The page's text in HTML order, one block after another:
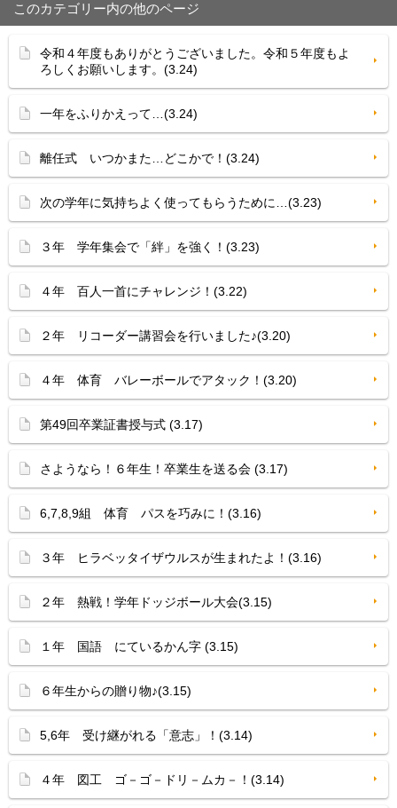
このカテゴリー内の他のページ
令和４年度もありがとうございました。令和５年度もよ
ろしくお願いします。(3.24)
一年をふりかえって…(3.24)
離任式 いつかまた…どこかで！(3.24)
次の学年に気持ちよく使ってもらうために…(3.23)
３年 学年集会で「絆」を強く！(3.23)
４年 百人一首にチャレンジ！(3.22)
２年 リコーダー講習会を行いました♪(3.20)
４年 体育 バレーボールでアタック！(3.20)
第49回卒業証書授与式 (3.17)
さようなら！６年生！卒業生を送る会 (3.17)
6,7,8,9組 体育 パスを巧みに！(3.16)
３年 ヒラベッタイザウルスが生まれたよ！(3.16)
２年 熱戦！学年ドッジボール大会(3.15)
１年 国語 にているかん字 (3.15)
６年生からの贈り物♪(3.15)
5,6年 受け継がれる「意志」！(3.14)
４年 図工 ゴ－ゴ－ドリ－ムカ－！(3.14)